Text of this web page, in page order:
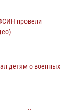
Виктор Золотов
на Ямале
провели
детям о военных